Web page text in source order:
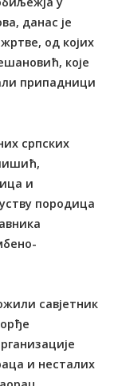
данас је
од којих
које
припадници
српских
и
породица
савјетник
и несталих